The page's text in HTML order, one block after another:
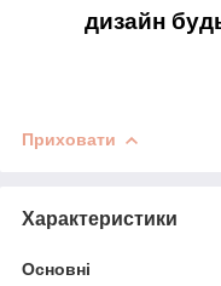
дизайн
Приховати
Характеристики
Основні